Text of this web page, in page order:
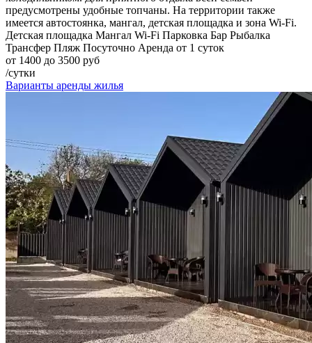
предусмотрены удобные топчаны. На территории также
имеется автостоянка, мангал, детская площадка и зона Wi-Fi.
Детская площадка Мангал Wi-Fi Парковка Бар Рыбалка
Трансфер Пляж Посуточно Аренда от 1 суток
от 1400 до 3500 руб
/сутки
Варианты аренды жилья